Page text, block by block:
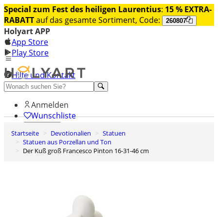
Special zum Fest des heiligen Laurentius: 15 % EXTRA-
RABATTauf das gesamte Sortiment, Code: 260807
Holyart APP
App Store
Play Store
Hilfe und Kontakt
Entdecken Sie Premium
Anmelden
Wunschliste
0
Warenkorb
Startseite Devotionalien
Statuen
Statuen aus Porzellan und Ton
Der Kuß groß Francesco Pinton 16-31-46 cm